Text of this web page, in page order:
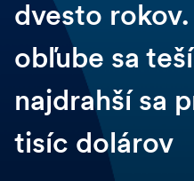
dvesto
obľube sa
najdrahší sa
tisíc dolárov